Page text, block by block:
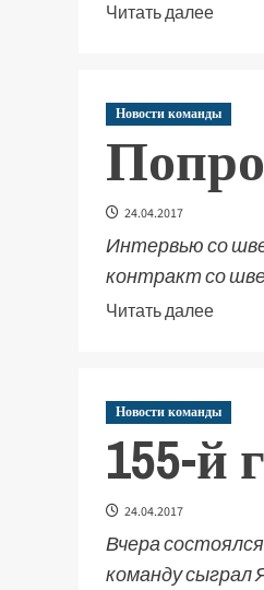
Читать далее
Новости команды
24.04.2017
Интервью со
контракт со
Читать далее
Новости команды
155-й
24.04.2017
Вчера
команду сыграл